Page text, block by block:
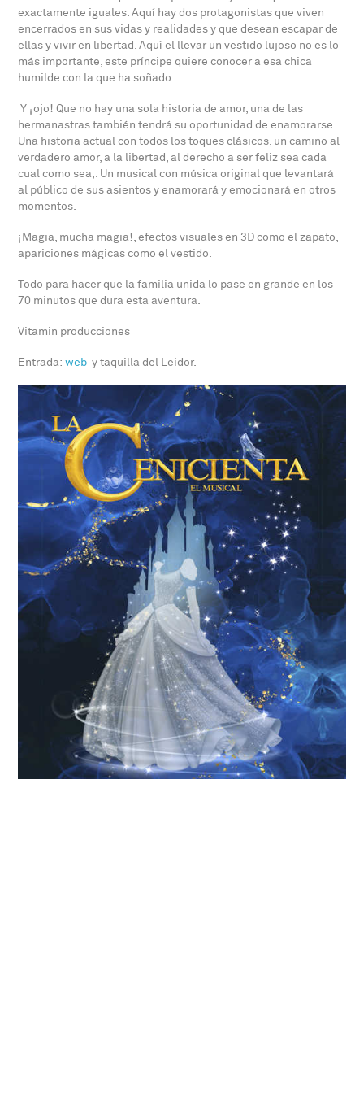
exactamente iguales. Aquí hay dos protagonistas que viven
encerrados en sus vidas y realidades y que desean escapar de
ellas y vivir en libertad. Aquí el llevar un vestido lujoso no es lo
más importante, este príncipe quiere conocer a esa chica
humilde con la que ha soñado.
Y ¡ojo! Que no hay una sola historia de amor, una de las
hermanastras también tendrá su oportunidad de enamorarse.
Una historia actual con todos los toques clásicos, un camino al
verdadero amor, a la libertad, al derecho a ser feliz sea cada
cual como sea,. Un musical con música original que levantará
al público de sus asientos y enamorará y emocionará en otros
momentos.
¡Magia, mucha magia!, efectos visuales en 3D como el zapato,
apariciones mágicas como el vestido.
Todo para hacer que la familia unida lo pase en grande en los
70 minutos que dura esta aventura.
Vitamin producciones
Entrada:web y taquilla del Leidor.